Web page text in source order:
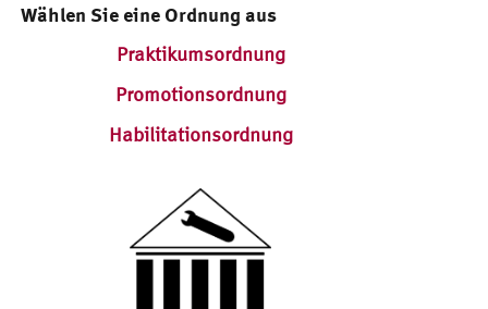
Wählen Sie eine Ordnung aus
Praktikumsordnung
Promotionsordnung
Habilitationsordnung